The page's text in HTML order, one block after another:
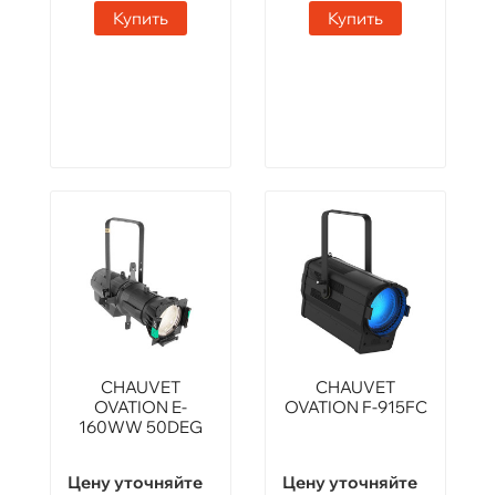
Купить Купить
CHAUVET
OVATION E-
160WW 50DEG
Цену уточняйте
CHAUVET
OVATION F-915FC
Цену уточняйте